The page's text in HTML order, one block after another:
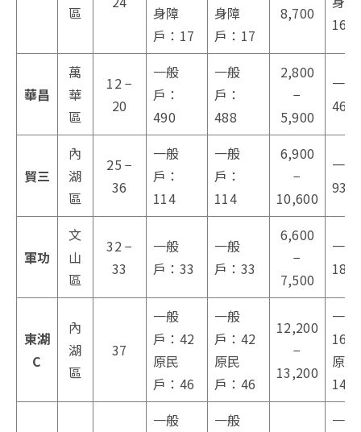
區
身障
戶：17
身障
戶：17
8,700
162
華昌
萬
華
區
12 −
20
一般
戶：
490
一般
戶：
488
2,800
−
5,900
一
463
貿三
內
湖
區
25 −
36
一般
戶：
114
一般
戶：
114
6,900
−
10,600
一
93
軍功
文
山
區
32 −
33
一般
戶：33
一般
戶：33
6,600
−
7,500
一
188
東湖
C
內
湖
區
37
一般
戶：42
原民
戶：46
一般
戶：42
原民
戶：46
12,200
−
13,200
一
168
原
14
一般
一般
一